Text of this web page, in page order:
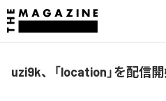
uzi9k、「location」を配信